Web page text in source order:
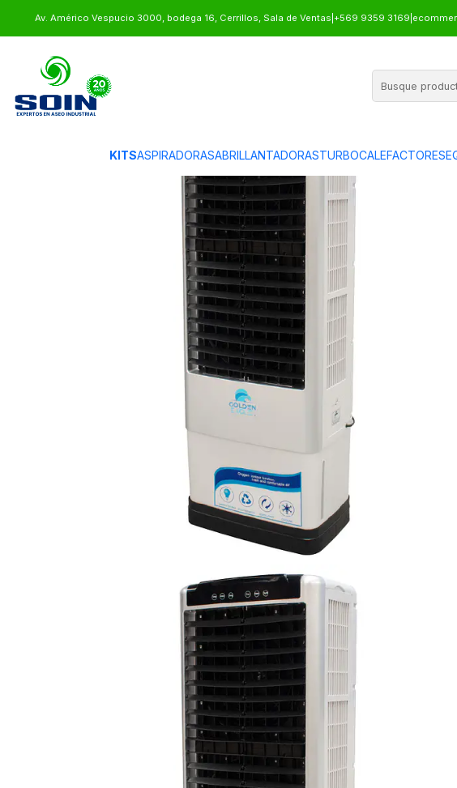
KITSASPIRADORASABRILLANTADORASTURBOCALEFACTORES
Av. Américo Vespucio 3000, bodega 16, Cerrillos, Sala de Ventas +569 9359 3169
Inicio CLIMATIZACION ENFRIADOR DE AIRE ENFRIADOR DE AIRE INDUSTRIAL 7,500 M³/